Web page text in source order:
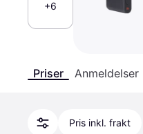
+6
Priser Anmeldelser
Pris inkl. frakt